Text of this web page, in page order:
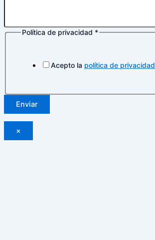
Política de privacidad *
Acepto la política de privacidad
Enviar
×